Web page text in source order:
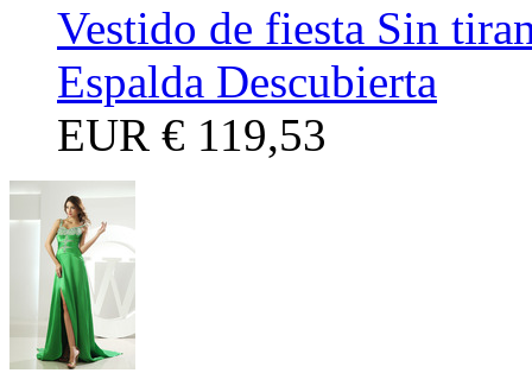
Vestido de fiesta Sin
Espalda Descubierta
EUR € 119,53